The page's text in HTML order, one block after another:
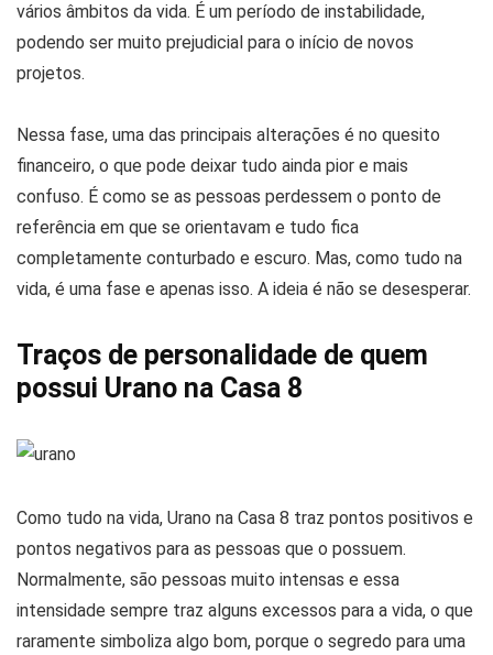
vários âmbitos da vida. É um período de instabilidade,
podendo ser muito prejudicial para o início de novos
projetos.
Nessa fase, uma das principais alterações é no quesito
financeiro, o que pode deixar tudo ainda pior e mais
confuso. É como se as pessoas perdessem o ponto de
referência em que se orientavam e tudo fica
completamente conturbado e escuro. Mas, como tudo na
vida, é uma fase e apenas isso. A ideia é não se desesperar.
Traços de personalidade de quem
possui Urano na Casa 8
Como tudo na vida, Urano na Casa 8 traz pontos positivos e
pontos negativos para as pessoas que o possuem.
Normalmente, são pessoas muito intensas e essa
intensidade sempre traz alguns excessos para a vida, o que
raramente simboliza algo bom, porque o segredo para uma